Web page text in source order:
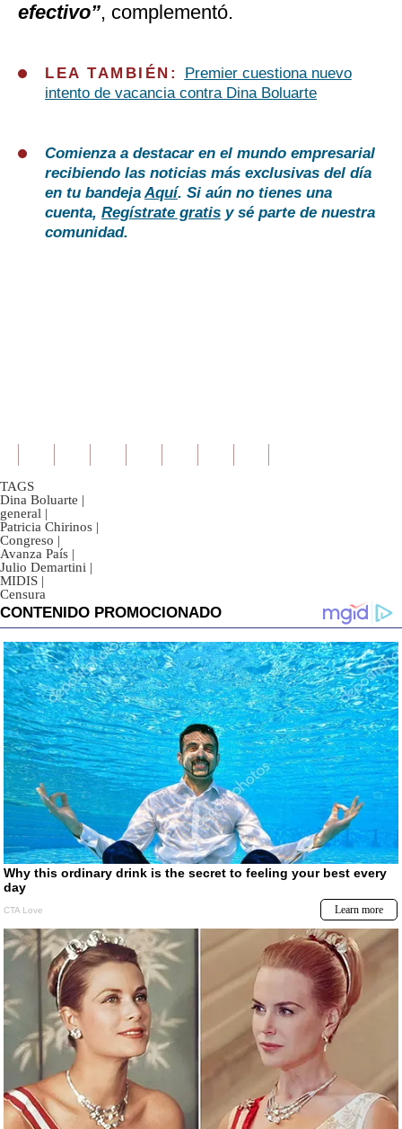
efectivo”, complementó.
LEA TAMBIÉN:
Premier cuestiona nuevo
intento de vacancia contra Dina Boluarte
Comienza a destacar en el mundo empresarial
recibiendo las noticias más exclusivas del día
en tu bandejaAquí. Si aún no tienes una
cuenta, Regístrate gratis y sé parte de nuestra
comunidad.
TAGS
Dina Boluarte |
general |
Patricia Chirinos |
Congreso |
Avanza País |
Julio Demartini |
MIDIS |
Censura